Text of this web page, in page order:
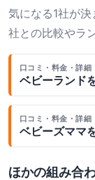
気になる1社が
社との比較やラ
口コミ・料金・詳細
ベビーランド
口コミ・料金・詳細
ベビーズママ
ほかの組み合